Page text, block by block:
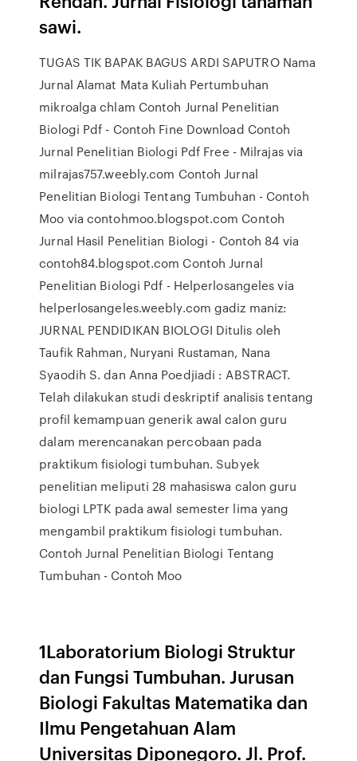
sawi.
TUGAS TIK BAPAK BAGUS ARDI SAPUTRO Nama
Jurnal Alamat Mata Kuliah Pertumbuhan
mikroalga chlam Contoh Jurnal Penelitian
Biologi Pdf - Contoh Fine Download Contoh
Jurnal Penelitian Biologi Pdf Free - Milrajas via
milrajas757.weebly.com Contoh Jurnal
Penelitian Biologi Tentang Tumbuhan - Contoh
Moo via contohmoo.blogspot.com Contoh
Jurnal Hasil Penelitian Biologi - Contoh 84 via
contoh84.blogspot.com Contoh Jurnal
Penelitian Biologi Pdf - Helperlosangeles via
helperlosangeles.weebly.com gadiz maniz:
JURNAL PENDIDIKAN BIOLOGI Ditulis oleh
Taufik Rahman, Nuryani Rustaman, Nana
Syaodih S. dan Anna Poedjiadi : ABSTRACT.
Telah dilakukan studi deskriptif analisis tentang
profil kemampuan generik awal calon guru
dalam merencanakan percobaan pada
praktikum fisiologi tumbuhan. Subyek
penelitian meliputi 28 mahasiswa calon guru
biologi LPTK pada awal semester lima yang
mengambil praktikum fisiologi tumbuhan.
Contoh Jurnal Penelitian Biologi Tentang
Tumbuhan - Contoh Moo
1Laboratorium Biologi Struktur
dan Fungsi Tumbuhan. Jurusan
Biologi Fakultas Matematika dan
Ilmu Pengetahuan Alam
Universitas Diponegoro. Jl. Prof.